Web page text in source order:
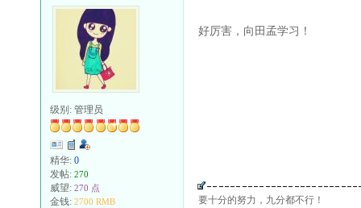
级别: 管理员
精华: 0
发帖: 270
威望: 270 点
金钱: 2700 RMB
好厉害，向田孟学习！
要十分的努力，九分都不行！